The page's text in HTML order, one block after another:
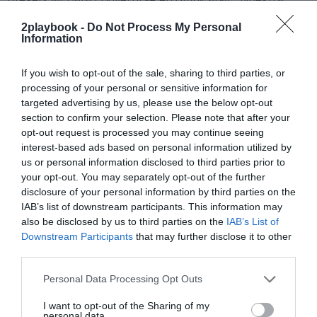
2playbook - Do Not Process My Personal
Information
If you wish to opt-out of the sale, sharing to third parties, or
processing of your personal or sensitive information for
targeted advertising by us, please use the below opt-out
section to confirm your selection. Please note that after your
opt-out request is processed you may continue seeing
interest-based ads based on personal information utilized by
us or personal information disclosed to third parties prior to
your opt-out. You may separately opt-out of the further
disclosure of your personal information by third parties on the
IAB’s list of downstream participants. This information may
also be disclosed by us to third parties on the IAB’s List of
Downstream Participants that may further disclose it to other
Personal Data Processing Opt Outs
I want to opt-out of the Sharing of my
es verdad que
al principio la opción online tenía mucha fuerza,
hemos visto que esta opción baja de una manera
manteniendo”, añadió. Dentro de esa oferta más
amplia, se espera que el sector amplía su oferta de
servicios. “Tenemos que potenciar el modelo híbridro,
hacer discurso no sólo de ofrecer ejercicio, sino de
incorporar la nutrición, el descanso, hablar de salud”,
explicó Tarragó.
Y, a mayor servicio, ¿mayor precio? En un momento
en que los costes salariales, de suministros y de
alquiler van al alza, el sector apunta a un aumento del
precio de la cuota, aunque algunos directivos tienen
algunas reservas al respecto. “Vamos a subir los
precios en la medida que podamos porque entendemos
que no hacerlo sería insostenible; eso sí, debe ir
Triana.
En el segmentolow cost, que tradicionalmente se ha
debate está servido. Cadenas como DreamFit o McFit